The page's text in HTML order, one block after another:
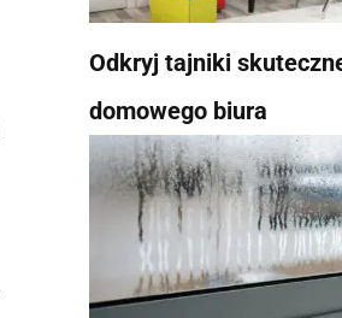
Odkryj tajniki
domowego biura